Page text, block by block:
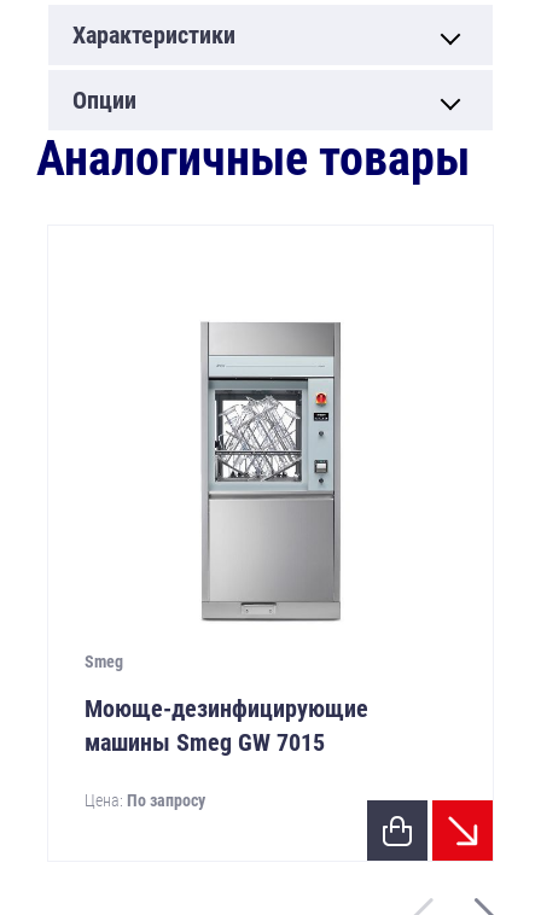
Характеристики
Опции
Аналогичные товары
Smeg
Моюще-дезинфицирующие
машины Smeg GW 7015
Цена: По запросу